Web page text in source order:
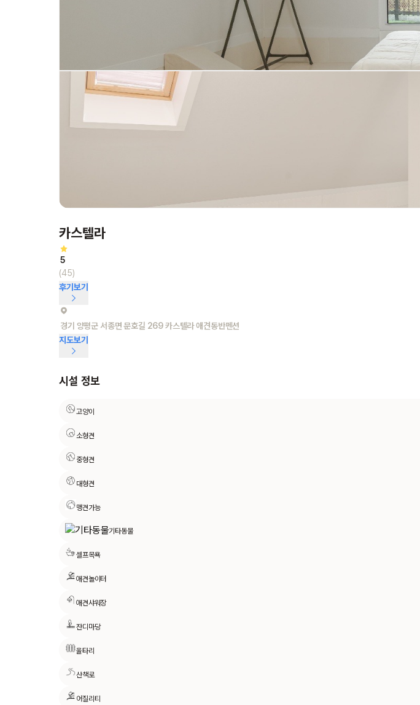
카스텔라
5
(45)
후기보기
경기 양평군 서종면 문호길 269 카스텔라 애견동반펜션
지도보기
시설 정보
고양이
소형견
중형견
대형견
맹견가능
기타동물
셀프목욕
애견놀이터
애견샤워장
잔디마당
울타리
산책로
어질리티